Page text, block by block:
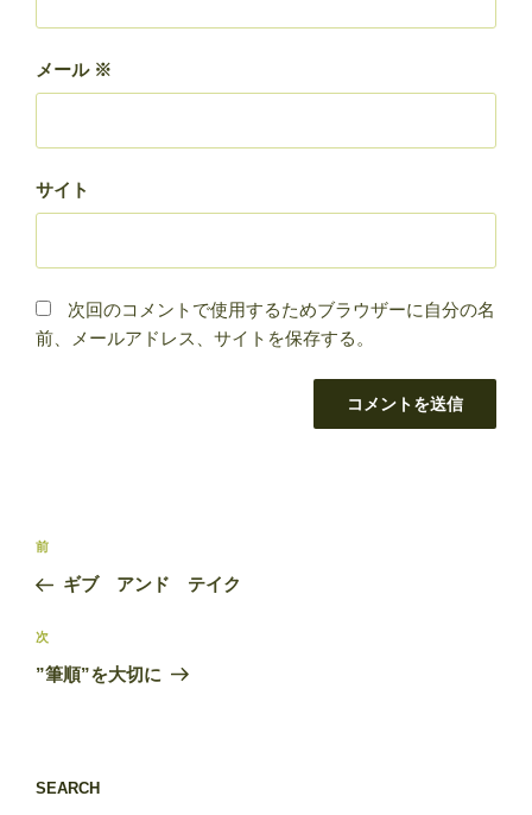
メール ※
サイト
次回のコメントで使用するためブラウザーに自分の名
前、メールアドレス、サイトを保存する。
投
ナ
ビ
ゲ
ン
前
の
稿
前
ギブ アンド テイク
次
の
次
”筆順”を大切に
SEARCH